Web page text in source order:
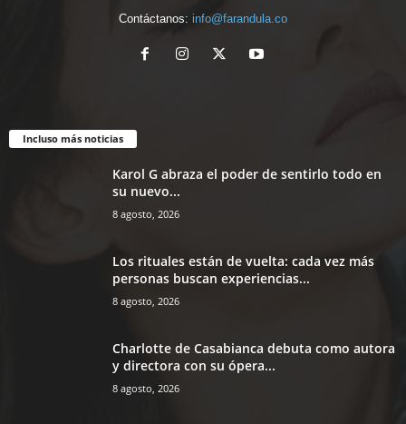
Contáctanos: info@farandula.co
Incluso más noticias
Karol G abraza el poder de sentirlo todo en
su nuevo...
8 agosto, 2026
Los rituales están de vuelta: cada vez más
personas buscan experiencias...
8 agosto, 2026
Charlotte de Casabianca debuta como autora
y directora con su ópera...
8 agosto, 2026